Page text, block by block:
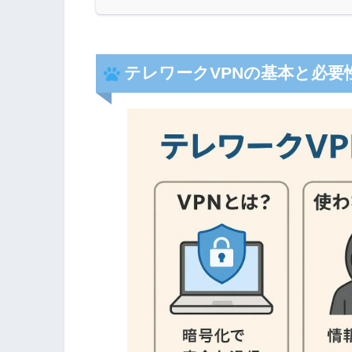
テレワークVPNの基本と必要